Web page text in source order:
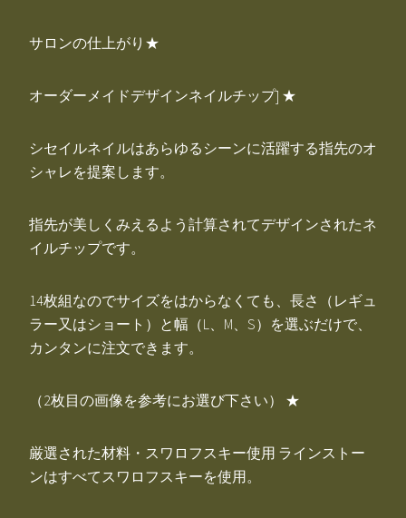
サロンの仕上がり★
オーダーメイドデザインネイルチップ] ★
シセイルネイルはあらゆるシーンに活躍する指先のオ
シャレを提案します。
指先が美しくみえるよう計算されてデザインされたネ
イルチップです。
14枚組なのでサイズをはからなくても、長さ（レギュ
ラー又はショート）と幅（L、M、S）を選ぶだけで、
カンタンに注文できます。
（2枚目の画像を参考にお選び下さい） ★
厳選された材料・スワロフスキー使用 ラインストー
ンはすべてスワロフスキーを使用。